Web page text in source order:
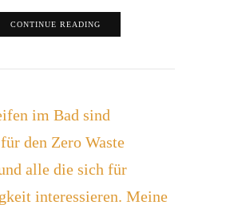
CONTINUE READING